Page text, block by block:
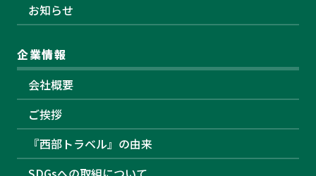
お知らせ
企業情報
会社概要
ご挨拶
『西部トラベル』の由来